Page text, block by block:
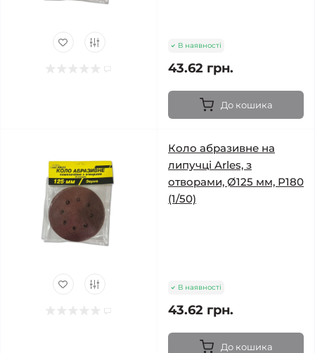
В наявності
43.62 грн.
До кошика
Коло абразивне на
липучці Arles, з
отворами, Ø125 мм, Р180
(1/50)
В наявності
43.62 грн.
До кошика